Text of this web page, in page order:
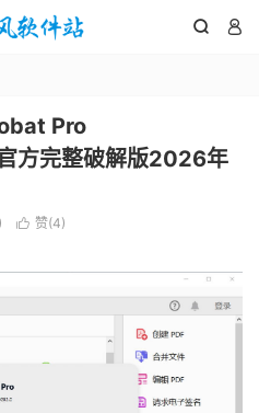
 
Pro
方完整破解版2026年
 赞(4)